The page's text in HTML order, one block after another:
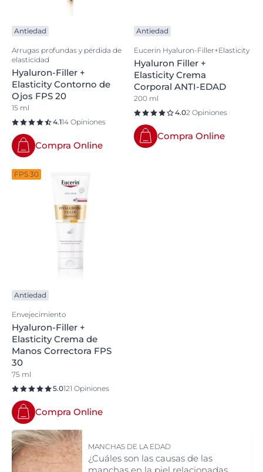
Antiedad
Arrugas profundas y pérdida de
elasticidad
Hyaluron-Filler +
Elasticity Contorno de
Ojos FPS 20
15 ml
4.114 Opiniones
Compra Online
Antiedad
Eucerin Hyaluron-Filler+Elasticity
Hyaluron Filler +
Elasticity Crema
Corporal ANTI-EDAD
200 ml
4.02 Opiniones
Compra Online
FPS 30
Antiedad
Envejecimiento
Hyaluron-Filler +
Elasticity Crema de
Manos Correctora FPS
30
75 ml
5.0121 Opiniones
Compra Online
MANCHAS DE LA EDAD
¿Cuáles son las causas de las
manchas en la piel relacionadas